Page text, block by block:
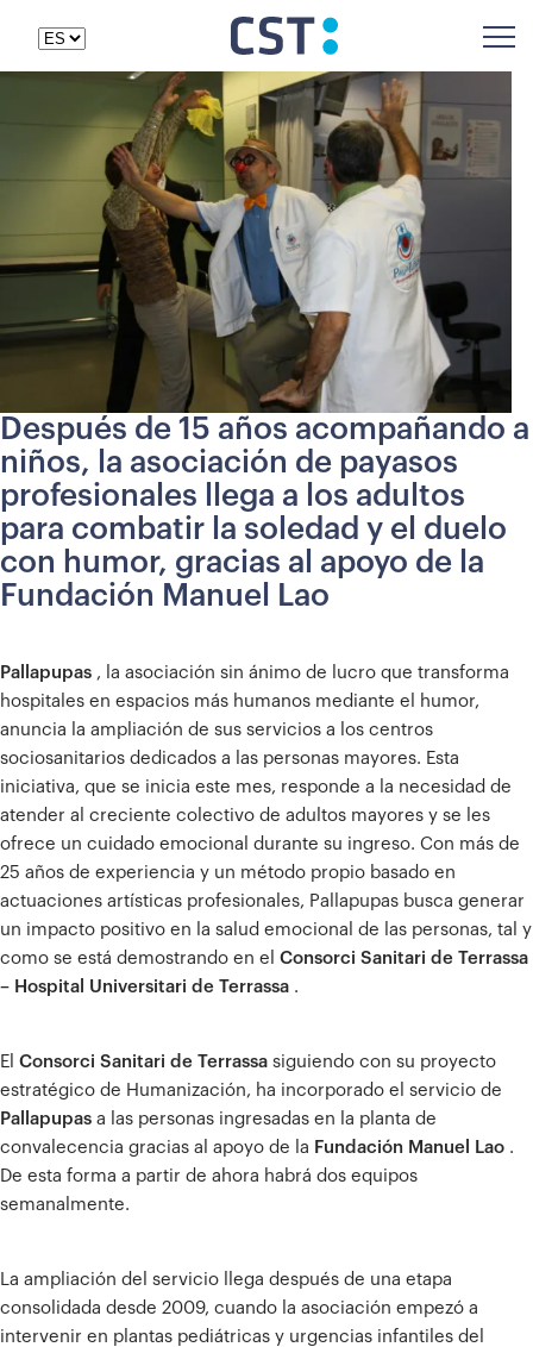
Después de 15 años acompañando a
niños, la asociación de payasos
profesionales llega a los adultos
para combatir la soledad y el duelo
con humor, gracias al apoyo de la
Fundación Manuel Lao
Pallapupas , la asociación sin ánimo de lucro que transforma
hospitales en espacios más humanos mediante el humor,
anuncia la ampliación de sus servicios a los centros
sociosanitarios dedicados a las personas mayores. Esta
iniciativa, que se inicia este mes, responde a la necesidad de
atender al creciente colectivo de adultos mayores y se les
ofrece un cuidado emocional durante su ingreso. Con más de
25 años de experiencia y un método propio basado en
actuaciones artísticas profesionales, Pallapupas busca generar
un impacto positivo en la salud emocional de las personas, tal y
como se está demostrando en el Consorci Sanitari de Terrassa
– Hospital Universitari de Terrassa .
El Consorci Sanitari de Terrassa siguiendo con su proyecto
estratégico de Humanización, ha incorporado el servicio de
Pallapupas a las personas ingresadas en la planta de
convalecencia gracias al apoyo de la Fundación Manuel Lao .
De esta forma a partir de ahora habrá dos equipos
semanalmente.
La ampliación del servicio llega después de una etapa
consolidada desde 2009, cuando la asociación empezó a
intervenir en plantas pediátricas y urgencias infantiles del